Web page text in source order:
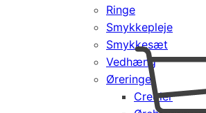
Ringe
Smykkepleje
Smykkesæt
Vedhæng
Øreringe
Creoler